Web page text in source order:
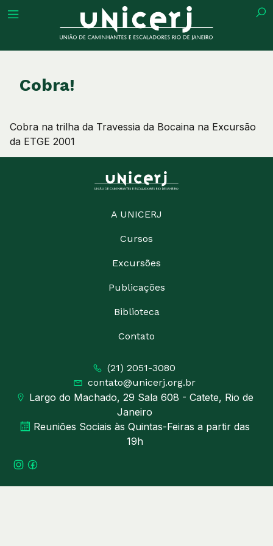
Cobra!
Cobra na trilha da Travessia da Bocaina na Excursão
da ETGE 2001
A UNICERJ
Cursos
Excursões
Publicações
Biblioteca
Contato
(21) 2051-3080
contato@unicerj.org.br
Largo do Machado, 29 Sala 608 - Catete, Rio de
Janeiro
Reuniões Sociais às Quintas-Feiras a partir das
19h